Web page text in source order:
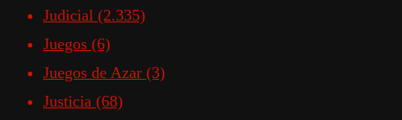
Judicial (2.335)
Juegos (6)
Juegos de Azar (3)
Justicia (68)